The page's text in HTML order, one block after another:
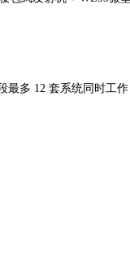
多 12 套系统同时工作